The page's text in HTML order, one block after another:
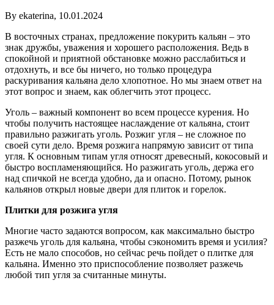
By ekaterina, 10.01.2024
В восточных странах, предложение покурить кальян – это
знак дружбы, уважения и хорошего расположения. Ведь в
спокойной и приятной обстановке можно расслабиться и
отдохнуть, и все бы ничего, но только процедура
раскуривания кальяна дело хлопотное. Но мы знаем ответ на
этот вопрос и знаем, как облегчить этот процесс.
Уголь – важный компонент во всем процессе курения. Но
чтобы получить настоящее наслаждение от кальяна, стоит
правильно разжигать уголь. Розжиг угля – не сложное по
своей сути дело. Время розжига напрямую зависит от типа
угля. К основным типам угля относят древесный, кокосовый и
быстро воспламеняющийся. Но разжигать уголь, держа его
над спичкой не всегда удобно, да и опасно. Потому, рынок
кальянов открыл новые двери для плиток и горелок.
Плитки для розжига угля
Многие часто задаются вопросом, как максимально быстро
разжечь уголь для кальяна, чтобы сэкономить время и усилия?
Есть не мало способов, но сейчас речь пойдет о плитке для
кальяна. Именно это приспособление позволяет разжечь
любой тип угля за считанные минуты.